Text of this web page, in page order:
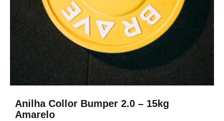
Anilha Collor Bumper 2.0 – 15kg
Amarelo